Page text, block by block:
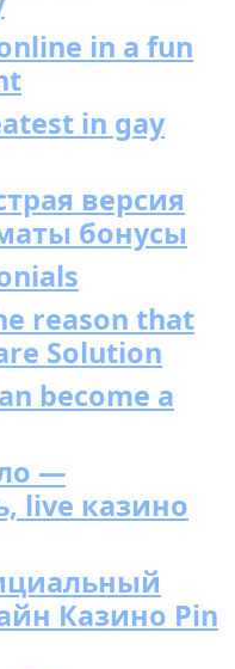
in a fun
in gay
версия
бонусы
reason that
Solution
become a
—
live казино
Казино Pin